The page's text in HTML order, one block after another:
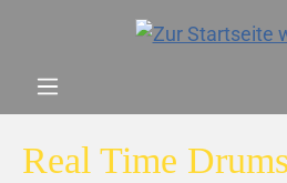
Real Time